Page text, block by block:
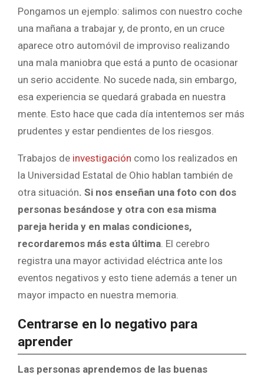
Pongamos un ejemplo: salimos con nuestro coche
una mañana a trabajar y, de pronto, en un cruce
aparece otro automóvil de improviso realizando
una mala maniobra que está a punto de ocasionar
un serio accidente. No sucede nada, sin embargo,
esa experiencia se quedará grabada en nuestra
mente. Esto hace que cada día intentemos ser más
prudentes y estar pendientes de los riesgos.
Trabajos de investigación como los realizados en
la Universidad Estatal de Ohio hablan también de
otra situación. Si nos enseñan una foto con dos
personas besándose y otra con esa misma
pareja herida y en malas condiciones,
recordaremos más esta última . El cerebro
registra una mayor actividad eléctrica ante los
eventos negativos y esto tiene además a tener un
mayor impacto en nuestra memoria.
Centrarse en lo negativo para
aprender
Las personas aprendemos de las buenas